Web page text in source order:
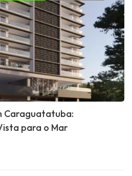
Caraguatatuba:
para o Mar